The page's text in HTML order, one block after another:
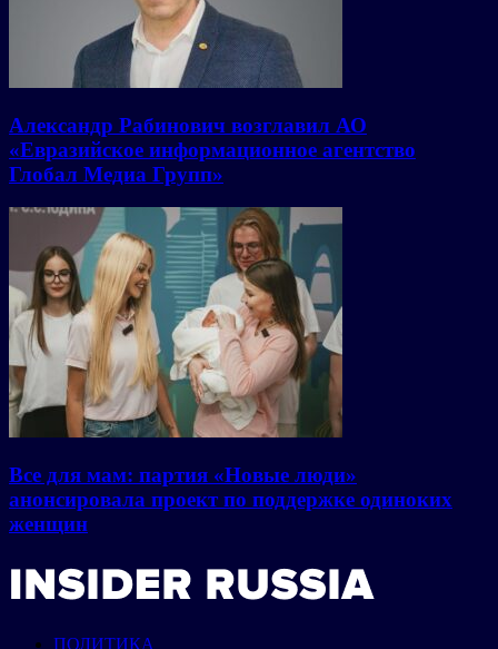
Александр Рабинович возглавил АО
«Евразийское информационное агентство
Глобал Медиа Групп»
Все для мам: партия «Новые люди»
анонсировала проект по поддержке одиноких
женщин
ПОЛИТИКА